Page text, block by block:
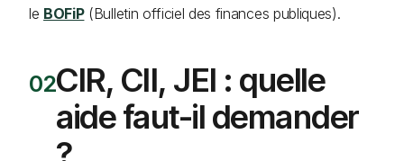
le BOFiP(Bulletin officiel des finances publiques).
CIR, CII, JEI : quelle
aide faut-il demander